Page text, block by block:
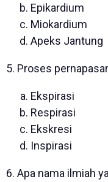
Epikardium
Miokardium
Apeks Jantung
5. Proses
Ekspirasi
Respirasi
Ekskresi
Inspirasi
6. Apa nama ilmiah